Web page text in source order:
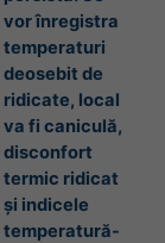
vor înregistra
temperaturi
deosebit de
ridicate, local
va fi caniculă,
disconfort
termic ridicat
și indicele
temperatură-